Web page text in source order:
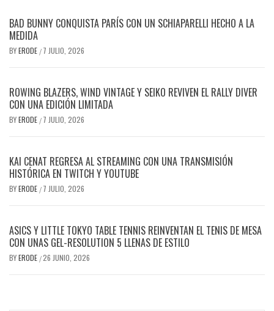
BAD BUNNY CONQUISTA PARÍS CON UN SCHIAPARELLI HECHO A LA
MEDIDA
BYERODE / 7 JULIO, 2026
ROWING BLAZERS, WIND VINTAGE Y SEIKO REVIVEN EL RALLY DIVER
CON UNA EDICIÓN LIMITADA
BYERODE / 7 JULIO, 2026
KAI CENAT REGRESA AL STREAMING CON UNA TRANSMISIÓN
HISTÓRICA EN TWITCH Y YOUTUBE
BYERODE / 7 JULIO, 2026
ASICS Y LITTLE TOKYO TABLE TENNIS REINVENTAN EL TENIS DE MESA
CON UNAS GEL-RESOLUTION 5 LLENAS DE ESTILO
BYERODE /26 JUNIO, 2026